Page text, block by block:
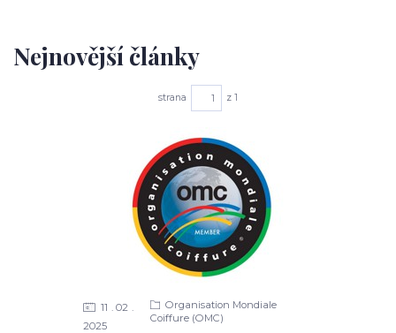
Nejnovější články
strana z 1
11
02
2025
Organisation Mondiale
Coiffure (OMC)